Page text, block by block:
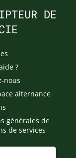
DE
?
nous
alternance
générales de
de services